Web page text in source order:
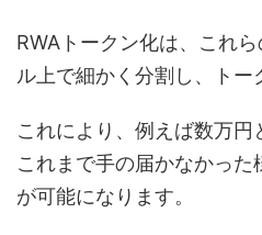
RWAトークン化は、これ
ル上で細かく分割し、トー
これにより、例えば数万円
これまで手の届かなかっ
が可能になります。